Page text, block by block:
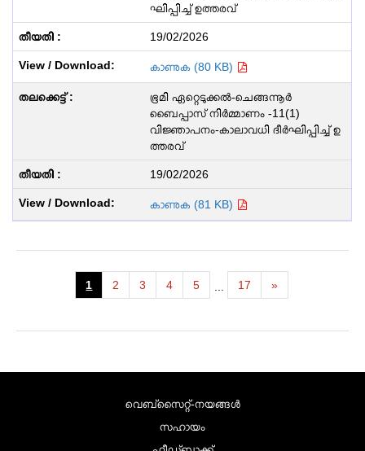
ഘിപ്പിച്ച് ഉത്തരവ്
19/02/2026
കാണുക (80 KB)
ഭൂമി ഏറ്റെടുക്കൽ-ചെങ്ങന്നൂർ
ബൈപ്പാസ് നിർമ്മാണം -11(1)
വിജ്ഞാപനം-കാലാവധി ദീർഘിപ്പിച്ച് ഉ
ത്തരവ്
19/02/2026
കാണുക (81 KB)
1 2 3 4 5 17 »
വെബ്സൈറ്റ്-നയങ്ങള്‍
സഹായം